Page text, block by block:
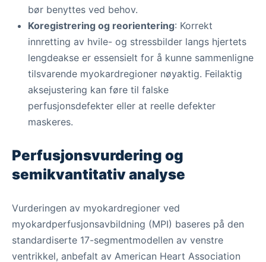
bør benyttes ved behov.
Koregistrering og reorientering: Korrekt
innretting av hvile- og stressbilder langs hjertets
lengdeakse er essensielt for å kunne sammenligne
tilsvarende myokardregioner nøyaktig. Feilaktig
aksejustering kan føre til falske
perfusjonsdefekter eller at reelle defekter
maskeres.
Perfusjonsvurdering og
semikvantitativ analyse
Vurderingen av myokardregioner ved
myokardperfusjonsavbildning (MPI) baseres på den
standardiserte 17-segmentmodellen av venstre
ventrikkel, anbefalt av American Heart Association